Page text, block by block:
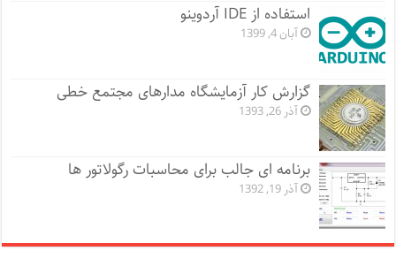
استفاده از IDE آردوینو
آبان 4, 1399
گزارش کار آزمایشگاه مدارهای مجتمع خطی
آذر 26, 1393
برنامه ای جالب برای محاسبات رگولاتور ها
آذر 19, 1392